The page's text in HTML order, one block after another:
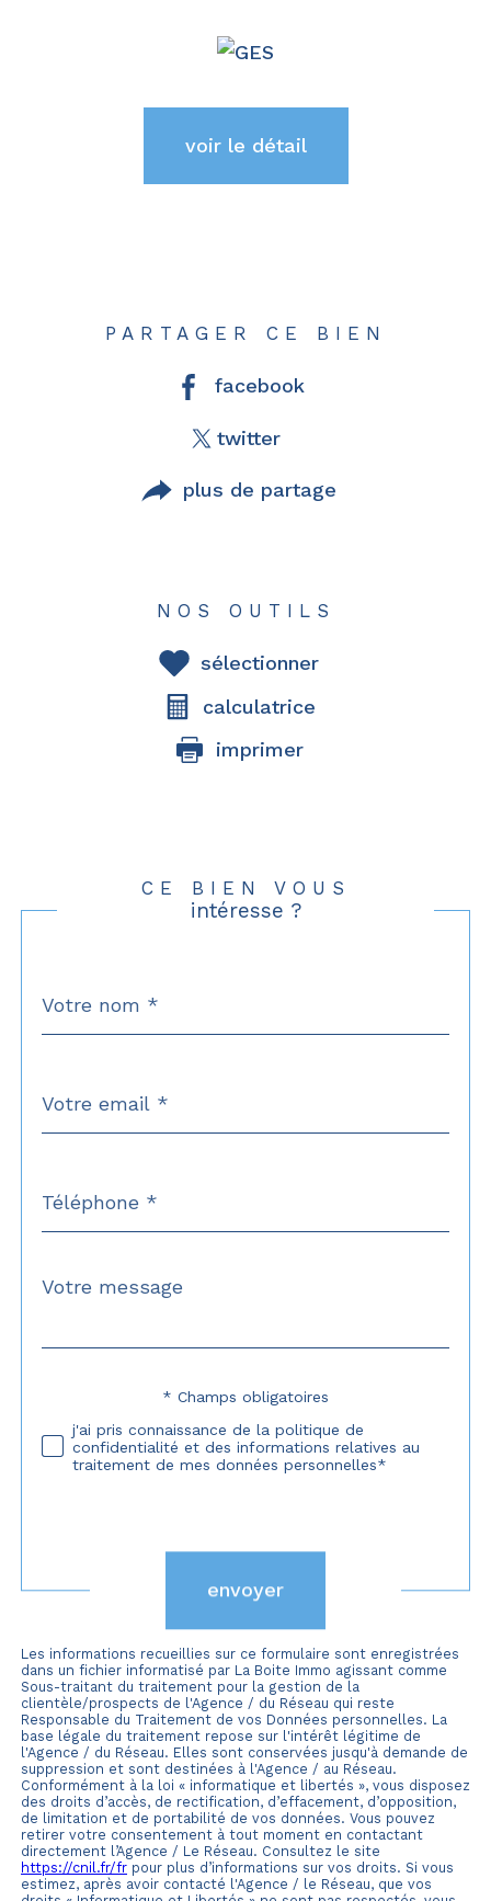
voir le détail
PARTAGER CE BIEN
facebook
twitter
plus de partage
NOS OUTILS
sélectionner
calculatrice
imprimer
CE BIEN VOUS
intéresse ?
par
*
*
*
Fieldset
défaut
Message
*
Validation* Champs obligatoires
j'ai pris connaissance de la politique de
confidentialité et des informations relatives au
traitement de mes données personnelles*
envoyer
Les informations recueillies sur ce formulaire sont enregistrées
dans un fichier informatisé par La Boite Immo agissant comme
Sous-traitant du traitement pour la gestion de la
clientèle/prospects de l'Agence / du Réseau qui reste
Responsable du Traitement de vos Données personnelles. La
base légale du traitement repose sur l'intérêt légitime de
l'Agence / du Réseau. Elles sont conservées jusqu'à demande de
suppression et sont destinées à l'Agence / au Réseau.
Conformément à la loi « informatique et libertés », vous disposez
des droits d’accès, de rectification, d’effacement, d’opposition,
de limitation et de portabilité de vos données. Vous pouvez
retirer votre consentement à tout moment en contactant
directement l’Agence / Le Réseau. Consultez le site
https://cnil.fr/fr pour plus d’informations sur vos droits. Si vous
estimez, après avoir contacté l'Agence / le Réseau, que vos